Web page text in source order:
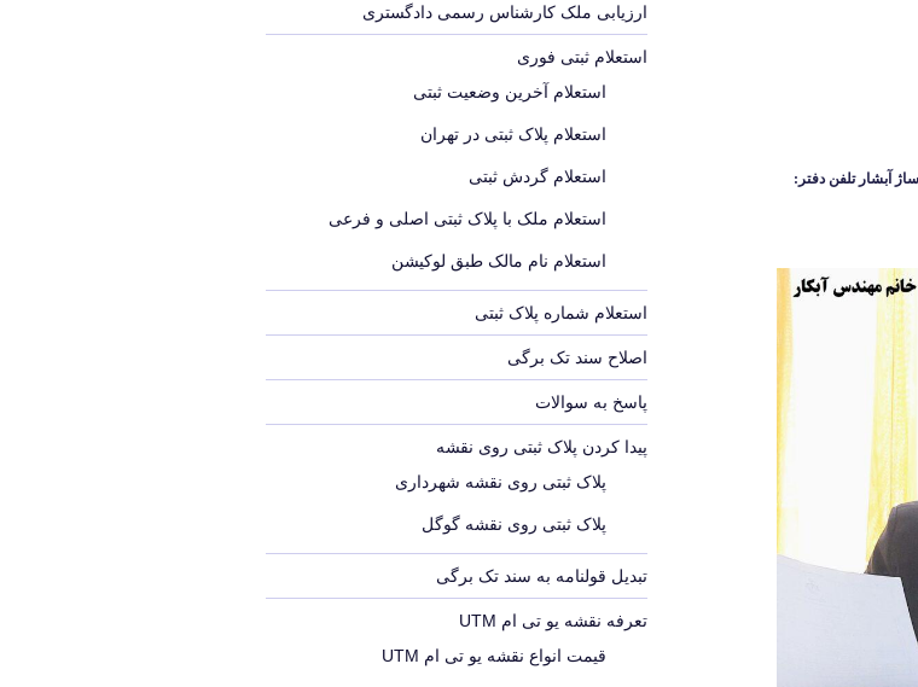
آبشار تلفن دفتر:
ارزیابی ملک کارشناس رسمی دادگستری
استعلام ثبتی فوری
استعلام آخرین وضعیت ثبتی
استعلام پلاک ثبتی در تهران
استعلام گردش ثبتی
استعلام ملک با پلاک ثبتی اصلی و فرعی
استعلام نام مالک طبق لوکیشن
استعلام شماره پلاک ثبتی
اصلاح سند تک برگی
پاسخ به سوالات
پیدا کردن پلاک ثبتی روی نقشه
پلاک ثبتی روی نقشه شهرداری
پلاک ثبتی روی نقشه گوگل
تبدیل قولنامه به سند تک برگی
تعرفه نقشه یو تی ام UTM
قیمت انواع نقشه یو تی ام UTM